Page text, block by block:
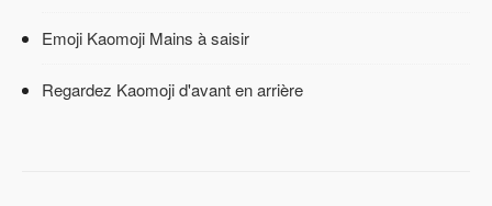
Emoji Kaomoji Mains à saisir
Regardez Kaomoji d'avant en arrière